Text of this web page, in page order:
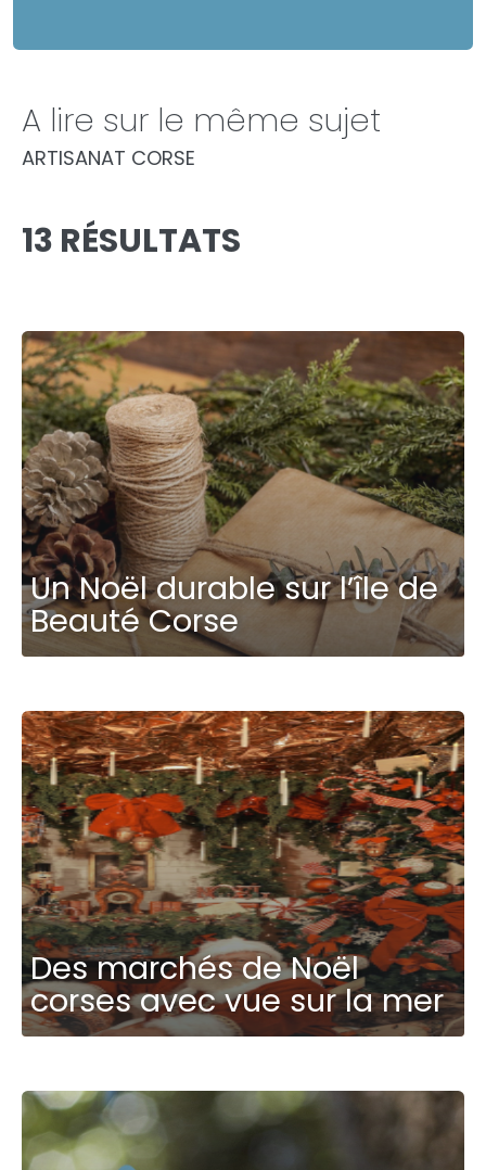
A lire sur le même sujet
ARTISANAT CORSE
13 RÉSULTATS
Un Noël durable sur l’île de
Beauté Corse
Des marchés de Noël
corses avec vue sur la mer